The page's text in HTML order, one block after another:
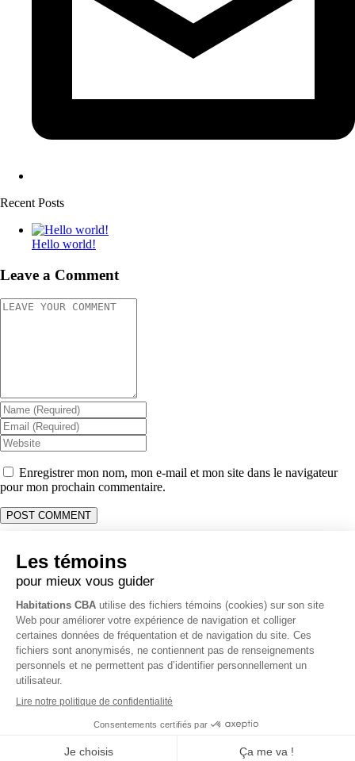
Recent Posts
Hello world!
Leave a Comment
Enregistrer mon nom, mon e-mail et mon site dans le navigateur
pour mon prochain commentaire.
Coordonnées
Opérations & Soumission:514 231-1915
Administration & Comptabilité:514 261-0058
Bureau:450 403-7376
3796 Rue O’Reilly, Carignan, QC J3L 4A7
info@habitationscba.com
Politique de vie privée
Tous droits réservés Habitations CBA ©
Création de site web